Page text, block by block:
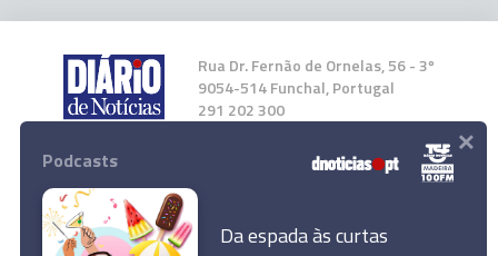
Rua Dr. Fernão de Ornelas, 56 - 3º
9054-514 Funchal, Portugal
291 202 300
Instale a nossa App
Podcasts
Da espada às curtas
×